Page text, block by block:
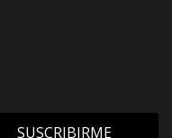
SUSCRIBIRME